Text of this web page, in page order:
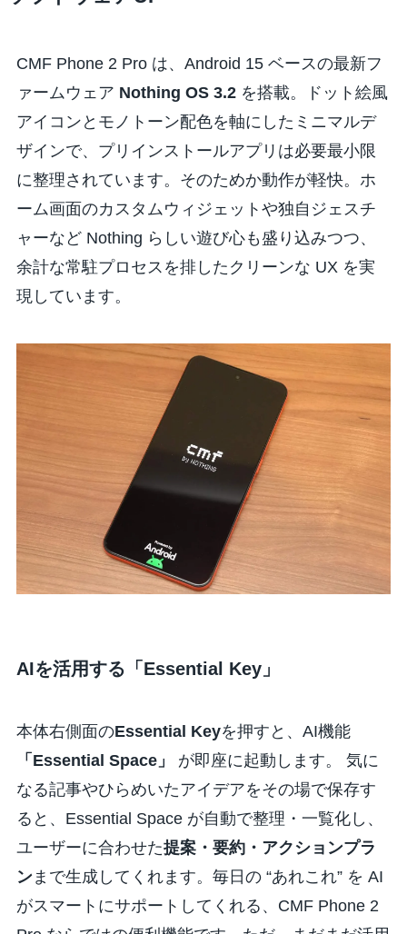
CMF Phone 2 Pro は、Android 15 ベースの最新フ
ァームウェア Nothing OS 3.2を搭載。ドット絵風
アイコンとモノトーン配色を軸にしたミニマルデ
ザインで、プリインストールアプリは必要最小限
に整理されています。そのためか動作が軽快。ホ
ーム画面のカスタムウィジェットや独自ジェスチ
ャーなど Nothing らしい遊び心も盛り込みつつ、
余計な常駐プロセスを排したクリーンな UX を実
現しています。
AIを活用する「Essential Key」
本体右側面のEssential Keyを押すと、AI機能
「Essential Space」
が即座に起動します。 気に
なる記事やひらめいたアイデアをその場で保存す
ると、Essential Space が自動で整理・一覧化し、
ユーザーに合わせた提案・要約・アクションプラ
ンまで生成してくれます。毎日の “あれこれ” を AI
がスマートにサポートしてくれる、CMF Phone 2